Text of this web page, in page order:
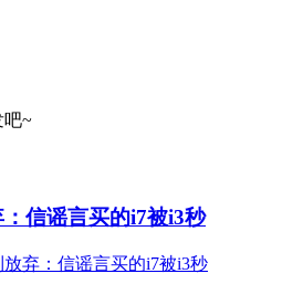
吧~
信谣言买的i7被i3秒